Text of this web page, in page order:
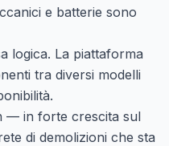
e batterie sono
logica. La piattaforma
tra diversi modelli
— in forte crescita sul
di demolizioni che sta